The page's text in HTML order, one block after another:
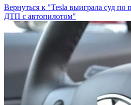
Вернуться к "Tesla выиграла суд по
ДТП с автопилотом"